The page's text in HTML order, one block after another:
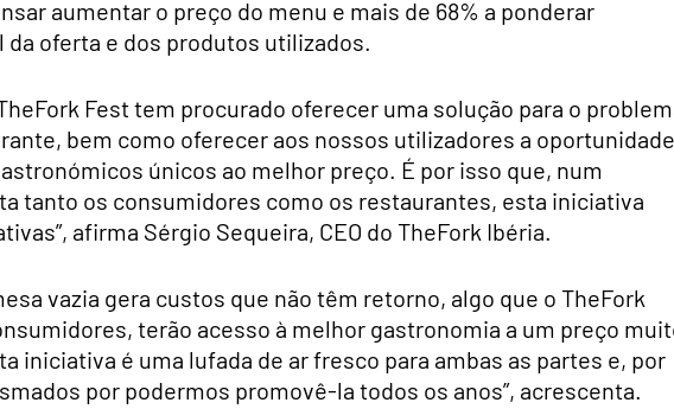
aumentar o preço do menu e mais de 68% a ponderar
oferta e dos produtos utilizados.
Fest tem procurado oferecer uma solução para o
bem como oferecer aos nossos utilizadores a oportunidade
únicos ao melhor preço. É por isso que, num
tanto os consumidores como os restaurantes, esta iniciativa
afirma Sérgio Sequeira, CEO do TheFork Ibéria.
vazia gera custos que não têm retorno, algo que o TheFork
terão acesso à melhor gastronomia a um preço
iniciativa é uma lufada de ar fresco para ambas as partes e, por
por podermos promovê-la todos os anos”, acrescenta.